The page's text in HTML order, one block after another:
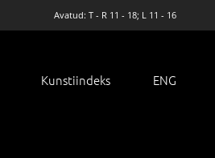
Avatud: T - R 11 - 18; L 11 - 16
Kunstiindeks ENG